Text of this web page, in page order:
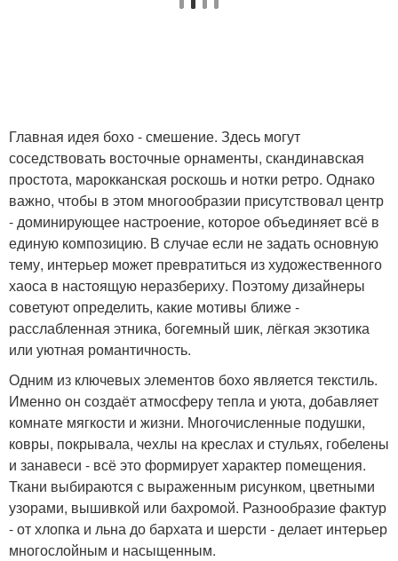
Главная идея бохо - смешение. Здесь могут
соседствовать восточные орнаменты, скандинавская
простота, марокканская роскошь и нотки ретро. Однако
важно, чтобы в этом многообразии присутствовал центр
- доминирующее настроение, которое объединяет всё в
единую композицию. В случае если не задать основную
тему, интерьер может превратиться из художественного
хаоса в настоящую неразбериху. Поэтому дизайнеры
советуют определить, какие мотивы ближе -
расслабленная этника, богемный шик, лёгкая экзотика
или уютная романтичность.
Одним из ключевых элементов бохо является текстиль.
Именно он создаёт атмосферу тепла и уюта, добавляет
комнате мягкости и жизни. Многочисленные подушки,
ковры, покрывала, чехлы на креслах и стульях, гобелены
и занавеси - всё это формирует характер помещения.
Ткани выбираются с выраженным рисунком, цветными
узорами, вышивкой или бахромой. Разнообразие фактур
- от хлопка и льна до бархата и шерсти - делает интерьер
многослойным и насыщенным.